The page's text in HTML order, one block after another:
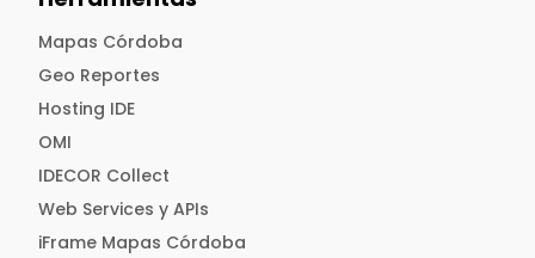
Mapas Córdoba
Geo Reportes
Hosting IDE
OMI
IDECOR Collect
Web Services y APIs
iFrame Mapas Córdoba